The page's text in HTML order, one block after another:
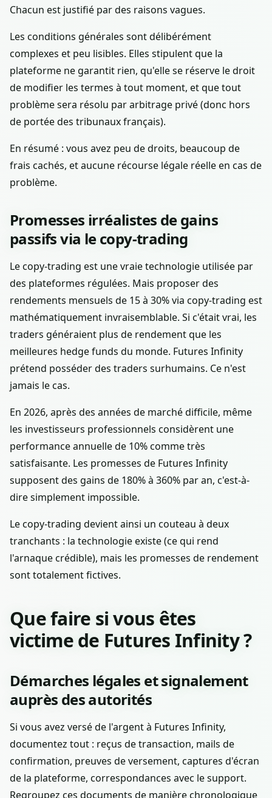
Chacun est justifié par des raisons vagues.
Les conditions générales sont délibérément
complexes et peu lisibles. Elles stipulent que la
plateforme ne garantit rien, qu'elle se réserve le droit
de modifier les termes à tout moment, et que tout
problème sera résolu par arbitrage privé (donc hors
de portée des tribunaux français).
En résumé : vous avez peu de droits, beaucoup de
frais cachés, et aucune récourse légale réelle en cas de
problème.
Promesses irréalistes de gains
passifs via le copy-trading
Le copy-trading est une vraie technologie utilisée par
des plateformes régulées. Mais proposer des
rendements mensuels de 15 à 30% via copy-trading est
mathématiquement invraisemblable. Si c'était vrai, les
traders généraient plus de rendement que les
meilleures hedge funds du monde. Futures Infinity
prétend posséder des traders surhumains. Ce n'est
jamais le cas.
En 2026, après des années de marché difficile, même
les investisseurs professionnels considèrent une
performance annuelle de 10% comme très
satisfaisante. Les promesses de Futures Infinity
supposent des gains de 180% à 360% par an, c'est-à-
dire simplement impossible.
Le copy-trading devient ainsi un couteau à deux
tranchants : la technologie existe (ce qui rend
l'arnaque crédible), mais les promesses de rendement
sont totalement fictives.
Que faire si vous êtes
victime de Futures Infinity ?
Démarches légales et signalement
auprès des autorités
Si vous avez versé de l'argent à Futures Infinity,
documentez tout : reçus de transaction, mails de
confirmation, preuves de versement, captures d'écran
de la plateforme, correspondances avec le support.
Regroupez ces documents de manière chronologique